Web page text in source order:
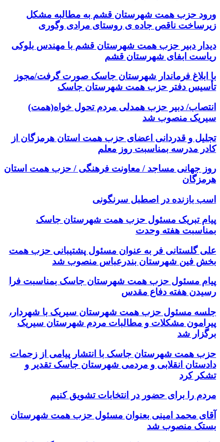
ورود حزب همت شهرستان‌ قشم به مطالبه مشکل
زیرساخت ناقص جاده ی روستای مرادی وگوری
دیدار دبیر حزب همت شهرستان قشم با مهندس بلوکی
ریاست ابفای شهرستان قشم
با ابلاغ فرماندار شهرستان جاسک صورت گرفت/مجوز
تأسیس دفتر حزب همت شهرستان جاسک
انتصاب/ دبیر حزب همدلی مردم تحول خواه(همت)
سیریک منصوب شد
تجلیل و قدردانی اعضای حزب همت استان هرمزگان از
کادر مدرسه بمناسبت روز معلم
روز جهانی مساجد / معاونت فرهنگی / حزب همت استان
هرمزگان
اسب بازنده در اصطبل سرنگونی
پیام تبریک مسئول حزب همت شهرستان جاسک
بمناسبت هفته وحدت
علی گلستانی فر به عنوان مسئول پشتیبانی حزب همت
بخش فین شهرستان بندرعباس منصوب شد
پیام مسئول حزب همت شهرستان جاسک بمناسبت فرا
رسیدن هفته دفاع مقدس
جلسه مسئول حزب همت شهرستان سیریک با شهردار،
پیرامون مشکلات و مطالبات مردم شهرستان سیریک
برگزار شد
حزب همت شهرستان جاسک با انتشار پیامی از زحمات
دادستان انقلابی و مردمی شهرستان جاسک تقدیر و
تشکر کرد
مردم را برای حضور در انتخابات تشویق کنیم
آقای محمد امینی بعنوان مسئول حزب همت شهرستان
بستک منصوب شد